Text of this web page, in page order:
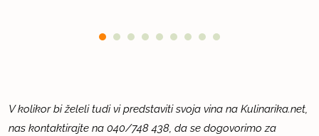
V kolikor bi želeli tudi vi predstaviti svoja vina na Kulinarika.net,
nas kontaktirajte na 040/748 438, da se dogovorimo za